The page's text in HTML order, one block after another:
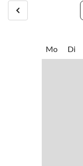
Die Straße wird im
ist zu empfehlen. Gute
Mo
Di